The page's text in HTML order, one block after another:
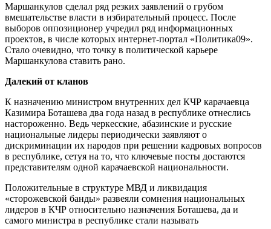
Маршанкулов сделал ряд резких заявлений о грубом
вмешательстве власти в избирательный процесс. После
выборов оппозиционер учредил ряд информационных
проектов, в числе которых интернет-портал «Политика09».
Стало очевидно, что точку в политической карьере
Маршанкулова ставить рано.
Далекий от кланов
К назначению министром внутренних дел КЧР карачаевца
Казимира Боташева два года назад в республике отнеслись
настороженно. Ведь черкесские, абазинские и русские
национальные лидеры периодически заявляют о
дискриминации их народов при решении кадровых вопросов
в республике, сетуя на то, что ключевые посты достаются
представителям одной карачаевской национальности.
Положительные в структуре МВД и ликвидация
«сторожевской банды» развеяли сомнения национальных
лидеров в КЧР относительно назначения Боташева, да и
самого министра в республике стали называть